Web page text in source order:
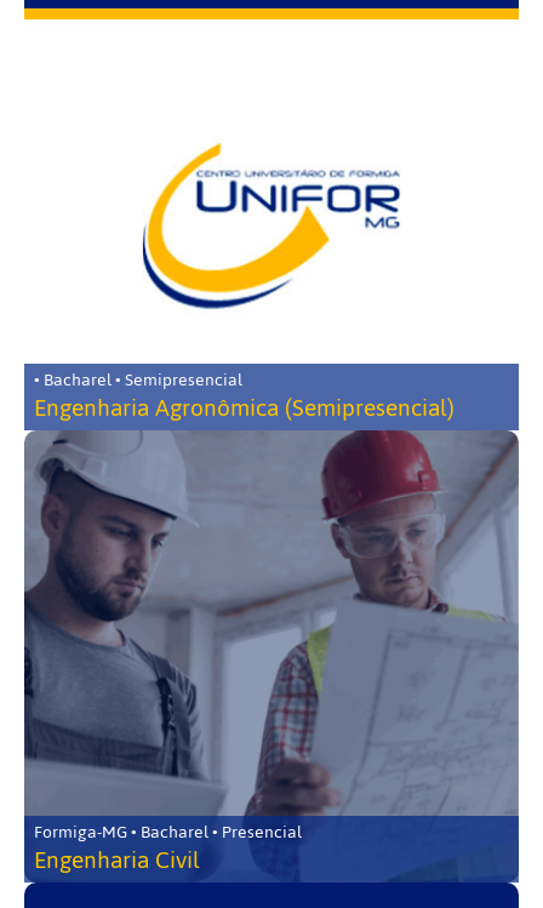
• Bacharel • Semipresencial
Engenharia Agronômica (Semipresencial)
Formiga-MG • Bacharel • Presencial
Engenharia Civil